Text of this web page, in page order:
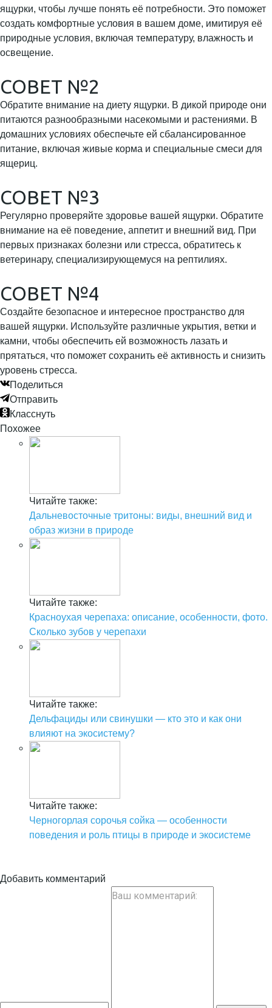
ящурки, чтобы лучше понять её потребности. Это поможет
создать комфортные условия в вашем доме, имитируя её
природные условия, включая температуру, влажность и
освещение.
СОВЕТ №2
Обратите внимание на диету ящурки. В дикой природе они
питаются разнообразными насекомыми и растениями. В
домашних условиях обеспечьте ей сбалансированное
питание, включая живые корма и специальные смеси для
ящериц.
СОВЕТ №3
Регулярно проверяйте здоровье вашей ящурки. Обратите
внимание на её поведение, аппетит и внешний вид. При
первых признаках болезни или стресса, обратитесь к
ветеринару, специализирующемуся на рептилиях.
СОВЕТ №4
Создайте безопасное и интересное пространство для
вашей ящурки. Используйте различные укрытия, ветки и
камни, чтобы обеспечить ей возможность лазать и
прятаться, что поможет сохранить её активность и снизить
уровень стресса.
Поделиться
Отправить
Класснуть
Похожее
Читайте также:
Дальневосточные тритоны: виды, внешний вид и
образ жизни в природе
Читайте также:
Красноухая черепаха: описание, особенности, фото.
Сколько зубов у черепахи
Читайте также:
Дельфациды или свинушки — кто это и как они
влияют на экосистему?
Читайте также:
Черногорлая сорочья сойка — особенности
поведения и роль птицы в природе и экосистеме
Добавить комментарий